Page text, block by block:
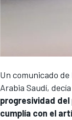
Un comunicado de
Arabia Saudí,
progresividad
cumplía con el